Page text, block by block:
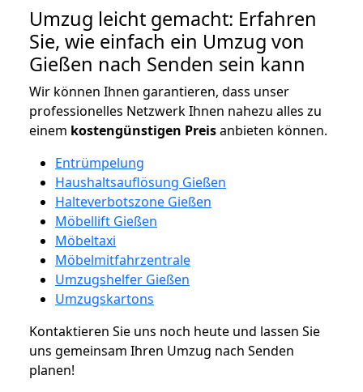
Umzug leicht gemacht: Erfahren
Sie, wie einfach ein Umzug von
Gießen nach Senden sein kann
Wir können Ihnen garantieren, dass unser
professionelles Netzwerk Ihnen nahezu alles zu
einem kostengünstigen Preisanbieten können.
Entrümpelung
Haushaltsauflösung Gießen
Halteverbotszone Gießen
Möbellift Gießen
Möbeltaxi
Möbelmitfahrzentrale
Umzugshelfer Gießen
Umzugskartons
Kontaktieren Sie uns noch heute und lassen Sie
uns gemeinsam Ihren Umzug nach Senden
planen!